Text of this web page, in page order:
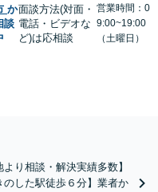
か
談
面談方法(対面・
電話・ビデオな
ど)は応相談
営業時間：0
9:00~19:00
（土曜日）
り相談・解決実績多数】
のした駅徒歩６分】業者か